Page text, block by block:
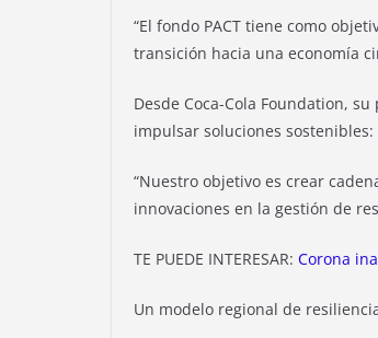
“El fondo PACT tiene como
transición hacia una economía
Desde Coca-Cola Foundation,
impulsar soluciones sostenibles:
“Nuestro objetivo es crear
innovaciones en la gestión de
TE PUEDE INTERESAR: Corona
Un modelo regional de